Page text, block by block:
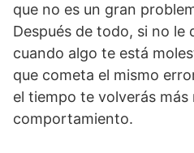
que no es un gran
Después de todo, si no le
cuando algo te está
que cometa el mismo
el tiempo te volverás
comportamiento.